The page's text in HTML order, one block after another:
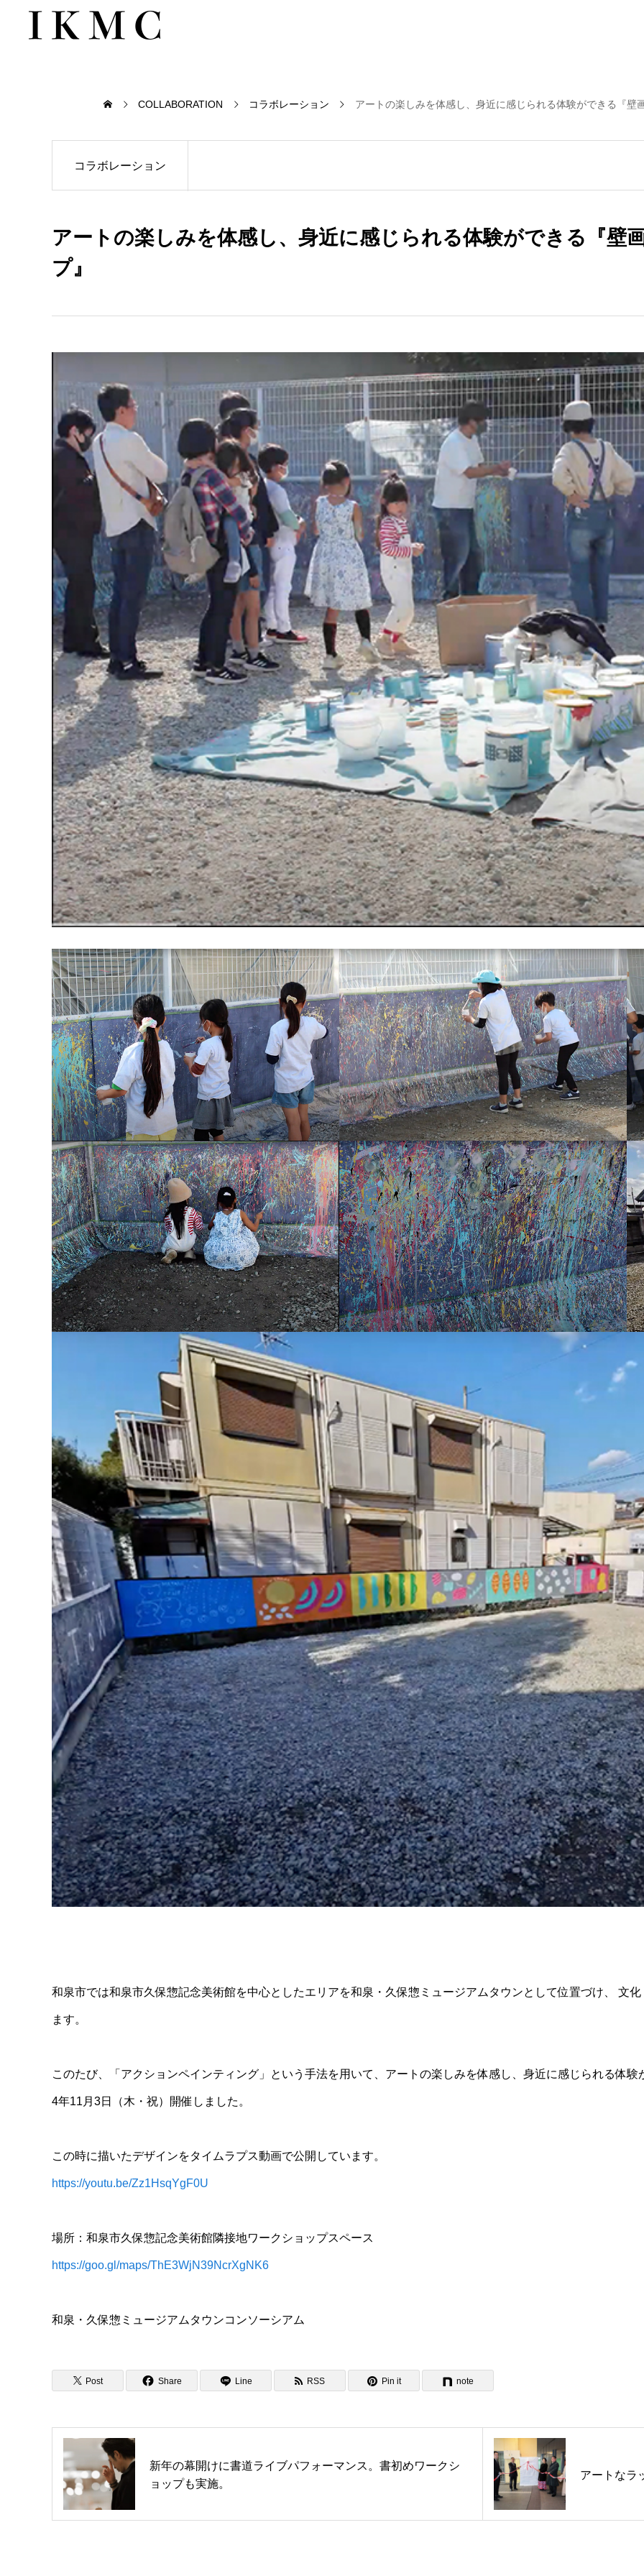
IKMC
HATA
あっぷサクラ
お問い合わせ
COLLABORATION コラボレーション アートの楽しみを体感し、身近に感じられる体験ができる『壁
コラボレーション
アートの楽しみを体感し、身近に感じられる体験ができる『壁
プ』
和泉市では和泉市久保惣記念美術館を中心としたエリアを和泉・久保惣ミュージアムタウンとして位置づけ、 文
ます。
このたび、「アクションペインティング」という手法を用いて、アートの楽しみを体感し、身近に感じられる体
4年11月3日（木・祝）開催しました。
この時に描いたデザインをタイムラプス動画で公開しています。
https://youtu.be/Zz1HsqYgF0U
場所：和泉市久保惣記念美術館隣接地ワークショップスペース
https://goo.gl/maps/ThE3WjN39NcrXgNK6
和泉・久保惣ミュージアムタウンコンソーシアム
Post Share Line RSS Pin it note
新年の幕開けに書道ライブパフォーマンス。書初めワークシ
ョップも実施。
アートなラ